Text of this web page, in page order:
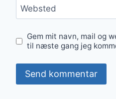
Websted
Gem mit navn, mail og
til næste gang jeg